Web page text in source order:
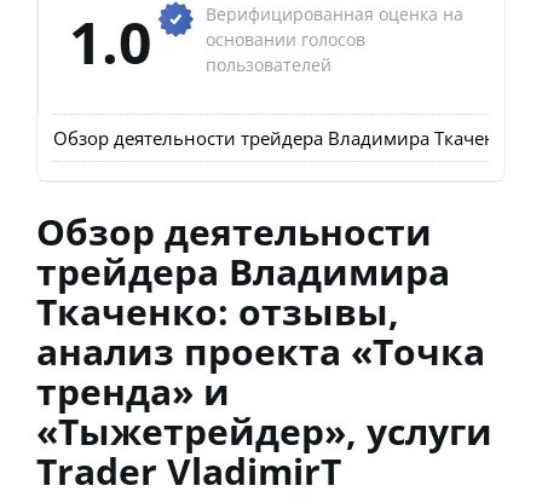
1.0
Верифицированная оценка на
основании голосов
пользователей
Обзор деятельности трейдера Владимира Ткаченко:
Обзор деятельности
трейдера Владимира
Ткаченко: отзывы,
анализ проекта «Точка
тренда» и
«Тыжетрейдер», услуги
Trader VladimirT